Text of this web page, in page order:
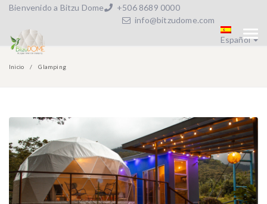
Bienvenido a Bitzu Dome
+506 8689 0000
info@bitzudome.com
Español
Inicio Glamping